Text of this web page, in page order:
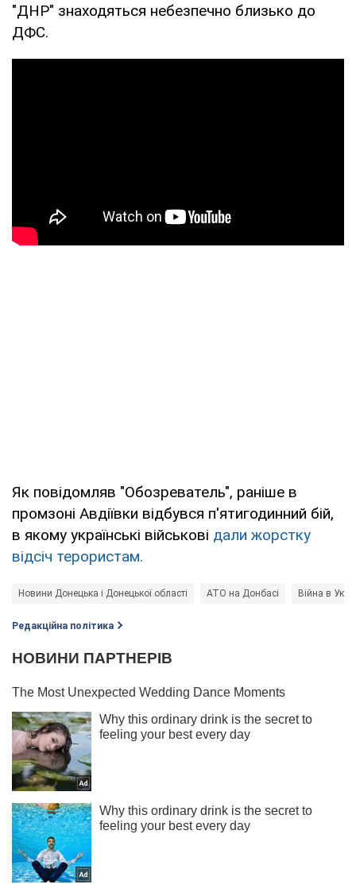
"ДНР" знаходяться небезпечно близько до
ДФС.
Як повідомляв "Обозреватель", раніше в
промзоні Авдіївки відбувся п'ятигодинний бій,
в якому українські військові дали жорстку
відсіч терористам.
Новини Донецька і Донецької області АТО на Донбасі Війна в
Редакційна політика